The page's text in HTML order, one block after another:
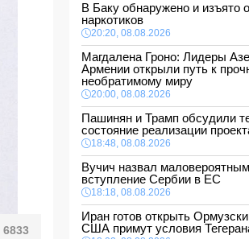
6833
В Баку обнаружено и изъято
наркотиков
20:20, 08.08.2026
Магдалена Гроно: Лидеры
Армении открыли путь к
необратимому миру
20:00, 08.08.2026
Пашинян и Трамп обсудили
состояние реализации
18:48, 08.08.2026
Вучич назвал
вступление Сербии в ЕС
18:18, 08.08.2026
Иран готов открыть
США примут условия